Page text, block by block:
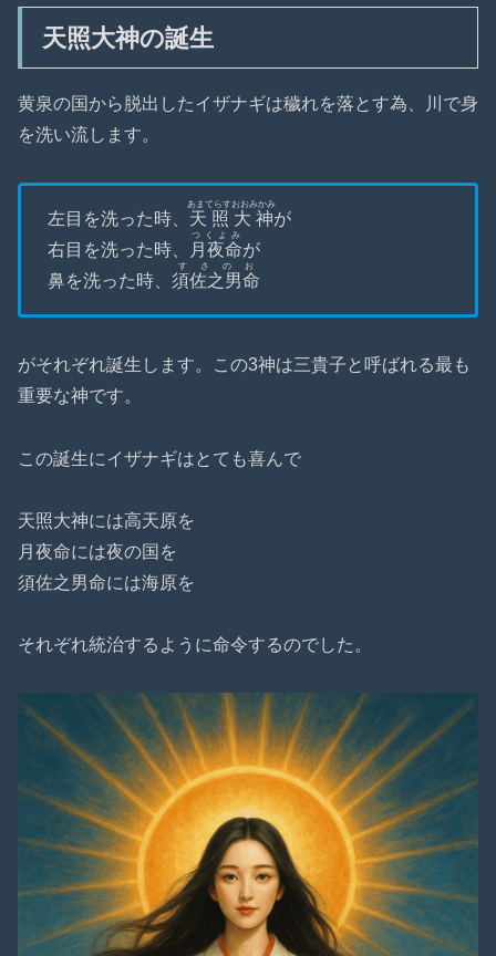
天照大神の誕生
黄泉の国から脱出したイザナギは穢れを落とす為、川で身
を洗い流します。
左目を洗った時、 天照大神
あまてらすおおみかみ
が
右目を洗った時、
月夜命
つくよみ
が
鼻を洗った時、 須佐之男命
すさのお
がそれぞれ誕生します。この3神は三貴子と呼ばれる最も
重要な神です。
この誕生にイザナギはとても喜んで
天照大神には高天原を
月夜命には夜の国を
須佐之男命には海原を
それぞれ統治するように命令するのでした。